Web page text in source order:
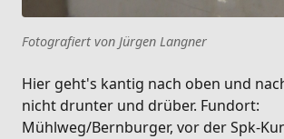
Fotografiert von Jürgen Langner
Hier geht's kantig nach oben und
nicht drunter und drüber. Fundort:
Mühlweg/Bernburger, vor der Spk-